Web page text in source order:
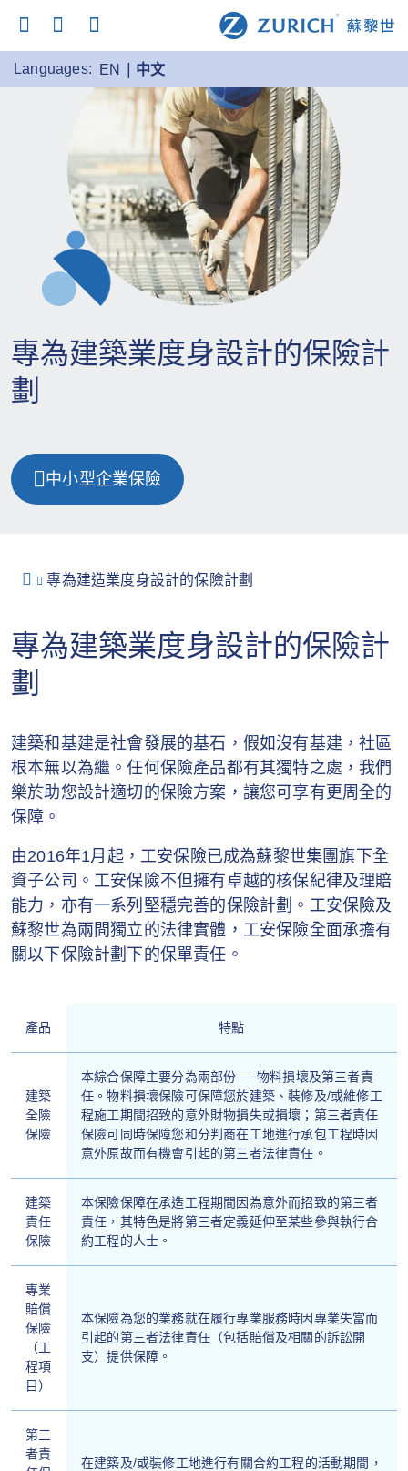
Languages: EN 中文
專為建築業度身設計的保險計
劃
中小型企業保險
專為建造業度身設計的保險計劃
專為建築業度身設計的保險計
劃
建築和基建是社會發展的基石，假如沒有基建，社區
根本無以為繼。任何保險產品都有其獨特之處，我們
樂於助您設計適切的保險方案，讓您可享有更周全的
保障。
由2016年1月起，工安保險已成為蘇黎世集團旗下全
資子公司。工安保險不但擁有卓越的核保紀律及理賠
能力，亦有一系列堅穩完善的保險計劃。工安保險及
蘇黎世為兩間獨立的法律實體，工安保險全面承擔有
關以下保險計劃下的保單責任。
產品 特點
建築
全險
保險
本綜合保障主要分為兩部份 — 物料損壞及第三者責
任。物料損壞保險可保障您於建築、裝修及/或維修工
程施工期間招致的意外財物損失或損壞；第三者責任
保險可同時保障您和分判商在工地進行承包工程時因
意外原故而有機會引起的第三者法律責任。
建築
責任
保險
本保險保障在承造工程期間因為意外而招致的第三者
責任，其特色是將第三者定義延伸至某些參與執行合
約工程的人士。
專業
賠償
保險
（工
程項
目）
本保險為您的業務就在履行專業服務時因專業失當而
引起的第三者法律責任（包括賠償及相關的訴訟開
支）提供保障。
第三
者責
在建築及/或裝修工地進行有關合約工程的活動期間，